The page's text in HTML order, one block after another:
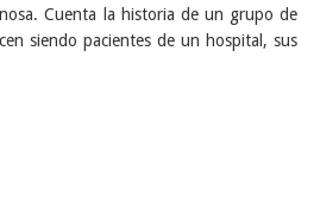
Cuenta la historia de un grupo de
siendo pacientes de un hospital, sus